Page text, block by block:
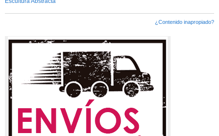
¿Contenido inapropiado?